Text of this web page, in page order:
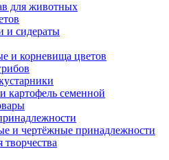
для животных
и сидераты
и корневища цветов
картофель семенной
и чертёжные принадлежности